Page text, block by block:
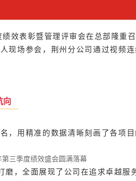
效表彰暨管理评审会在总部隆重
现场参会，荆州分公司通过视频
向
，用精准的数据清晰刻画了各项
，全面展现了公司在追求卓越服